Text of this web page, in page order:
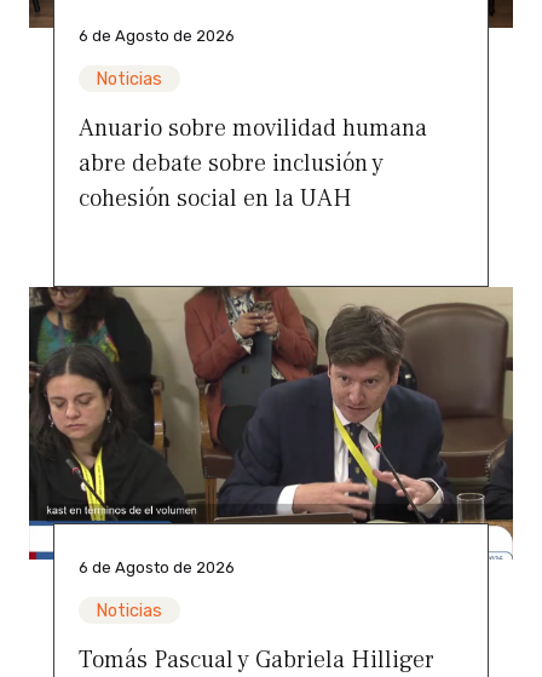
6 de Agosto de 2026
Noticias
Anuario sobre movilidad humana
abre debate sobre inclusión y
cohesión social en la UAH
6 de Agosto de 2026
Noticias
Tomás Pascual y Gabriela Hilliger